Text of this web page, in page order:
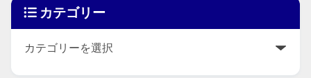
カテゴリー